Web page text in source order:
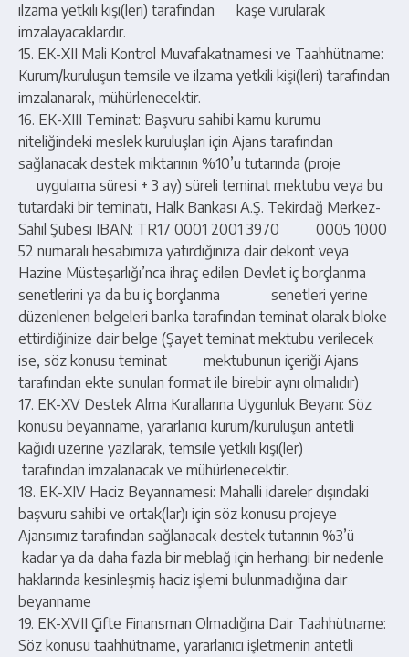
ilzama yetkili kişi(leri) tarafından kaşe vurularak
imzalayacaklardır.
15. EK-XII Mali Kontrol Muvafakatnamesi ve Taahhütname:
Kurum/kuruluşun temsile ve ilzama yetkili kişi(leri) tarafından
imzalanarak, mühürlenecektir.
16. EK-XIII Teminat: Başvuru sahibi kamu kurumu
niteliğindeki meslek kuruluşları için Ajans tarafından
sağlanacak destek miktarının %10’u tutarında (proje
uygulama süresi + 3 ay) süreli teminat mektubu veya bu
tutardaki bir teminatı, Halk Bankası A.Ş. Tekirdağ Merkez-
Sahil Şubesi IBAN: TR17 0001 2001 3970 0005 1000
52 numaralı hesabımıza yatırdığınıza dair dekont veya
Hazine Müsteşarlığı’nca ihraç edilen Devlet iç borçlanma
senetlerini ya da bu iç borçlanma senetleri yerine
düzenlenen belgeleri banka tarafından teminat olarak bloke
ettirdiğinize dair belge (Şayet teminat mektubu verilecek
ise, söz konusu teminat mektubunun içeriği Ajans
tarafından ekte sunulan format ile birebir aynı olmalıdır)
17. EK-XV Destek Alma Kurallarına Uygunluk Beyanı: Söz
konusu beyanname, yararlanıcı kurum/kuruluşun antetli
kağıdı üzerine yazılarak, temsile yetkili kişi(ler)
tarafından imzalanacak ve mühürlenecektir.
18. EK-XIV Haciz Beyannamesi: Mahalli idareler dışındaki
başvuru sahibi ve ortak(lar)ı için söz konusu projeye
Ajansımız tarafından sağlanacak destek tutarının %3’ü
kadar ya da daha fazla bir meblağ için herhangi bir nedenle
haklarında kesinleşmiş haciz işlemi bulunmadığına dair
beyanname
19. EK-XVII Çifte Finansman Olmadığına Dair Taahhütname:
Söz konusu taahhütname, yararlanıcı işletmenin antetli